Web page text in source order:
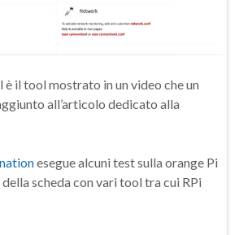
è il tool mostrato in un video che un
all’articolo dedicato alla
esegue alcuni test sulla orange Pi
scheda con vari tool tra cui RPi